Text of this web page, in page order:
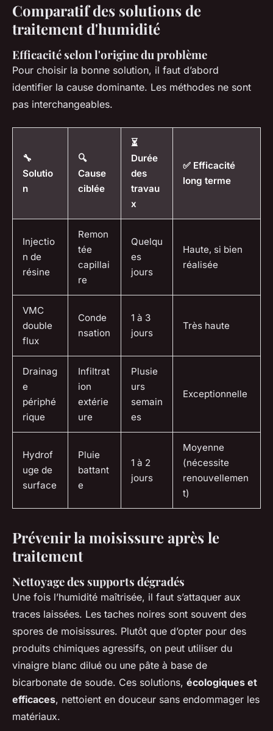
Comparatif des solutions de
traitement d'humidité
Efficacité selon l'origine du problème
Pour choisir la bonne solution, il faut d’abord
identifier la cause dominante. Les méthodes ne sont
pas interchangeables.
🔧
Solutio
n
🔍
Cause
ciblée
⏳
Durée
des
travau
x
✅ Efficacité
long terme
Injectio
n de
résine
Remon
tée
capillai
re
Quelqu
es
jours
Haute, si bien
réalisée
VMC
double
flux
Conde
nsation
1 à 3
jours
Très haute
Drainag
e
périphé
rique
Infiltrat
ion
extérie
ure
Plusie
urs
semain
es
Exceptionnelle
Hydrof
uge de
surface
Pluie
battant
e
1 à 2
jours
Moyenne
(nécessite
renouvellemen
t)
Prévenir la moisissure après le
traitement
Nettoyage des supports dégradés
Une fois l’humidité maîtrisée, il faut s’attaquer aux
traces laissées. Les taches noires sont souvent des
spores de moisissures. Plutôt que d’opter pour des
produits chimiques agressifs, on peut utiliser du
vinaigre blanc dilué ou une pâte à base de
bicarbonate de soude. Ces solutions, écologiques et
efficaces, nettoient en douceur sans endommager les
matériaux.